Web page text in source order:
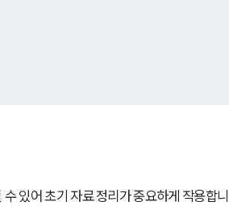
있어 초기 자료 정리가 중요하게 작용합니